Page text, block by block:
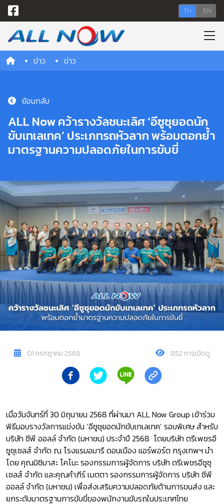
TH EN
ข่าว ข่าว
ย้อนกลับ
ALL Now คว้ารางวัลชนะเลิศ ‘อีซูซุยอดนัก
ขับเทเลเทค’ ประเภทรถหัวลาก พร้อมตอกย้ำ
มาตรฐานความปลอดภัยในการขับขี่
01 กรกฏาคม 2568 852 การเปิดดู
เมื่อวันจันทร์ที่ 30 มิถุนายน 2568 ที่ผ่านมา ALL Now Group เข้าร่วม
พิธีมอบรางวัลการแข่งขัน ‘อีซูซุยอดนักขับเทเลเทค’ รอบพิเศษ สำหรับ
บริษัท ซีพี ออลล์ จำกัด (มหาชน) ประจำปี 2568 โดยบริษัท ตรีเพชรอี
ซูซุเซลส์ จำกัด ณ โรงแรมอมารี ดอนเมือง แอร์พอร์ต กรุงเทพฯ นำ
โดย คุณมิชิมาสะ โคโนะ รองกรรมการผู้จัดการ บริษัท ตรีเพชรอีซูซุ
เซลส์ จำกัด และคุณคำภีร์ เมตตา รองกรรมการผู้จัดการ บริษัท ซีพี
ออลล์ จํากัด (มหาชน) เพื่อส่งเสริมความปลอดภัยด้านการขนส่ง และ
ยกระดับมาตรฐานการขับขี่ของพนักงานขับรถในประเทศไทย